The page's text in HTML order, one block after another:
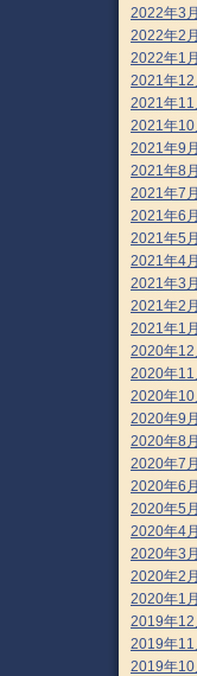
2022年3月
2022年2月
2022年1月
2021年12
2021年11
2021年10
2021年9月
2021年8月
2021年7月
2021年6月
2021年5月
2021年4月
2021年3月
2021年2月
2021年1月
2020年12
2020年11
2020年10
2020年9月
2020年8月
2020年7月
2020年6月
2020年5月
2020年4月
2020年3月
2020年2月
2020年1月
2019年12
2019年11
2019年10